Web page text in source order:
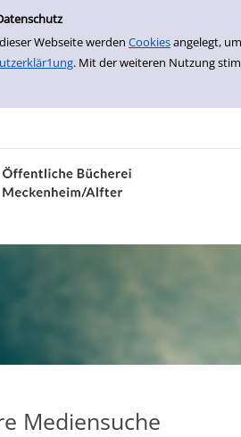
Webseite werden Cookiesangelegt,
. Mit der weiteren Nutzung
Mediensuche